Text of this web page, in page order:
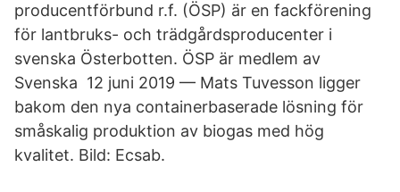
producentförbund r.f. (ÖSP) är en fackförening
för lantbruks​- och trädgårdsproducenter i
svenska Österbotten. ÖSP är medlem av
Svenska 12 juni 2019 — Mats Tuvesson ligger
bakom den nya containerbaserade lösning för
småskalig produktion av biogas med hög
kvalitet. Bild: Ecsab.